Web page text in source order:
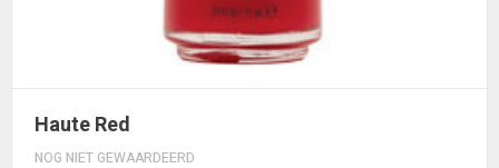
Haute Red
NOG NIET GEWAARDEERD